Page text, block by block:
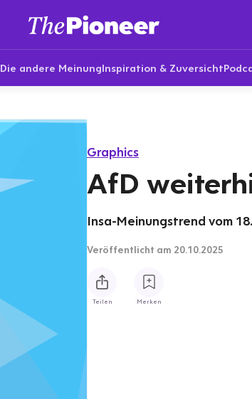
Die andere MeinungInspiration & Zuversicht
Graphics
AfD
Insa-Meinungstrend vom
Veröffentlicht am 20.10.2025
Teilen Merken